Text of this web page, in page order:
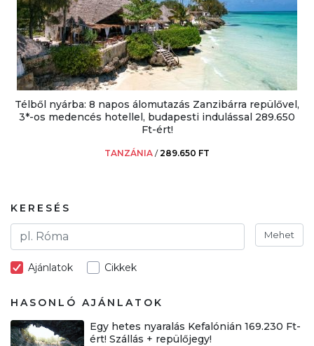
Télből nyárba: 8 napos álomutazás Zanzibárra repülővel,
3*-os medencés hotellel, budapesti indulással 289.650
Ft-ért!
TANZÁNIA /289.650 FT
KERESÉS
Mehet
Ajánlatok Cikkek
HASONLÓ AJÁNLATOK
Egy hetes nyaralás Kefalónián 169.230 Ft-
ért! Szállás + repülőjegy!